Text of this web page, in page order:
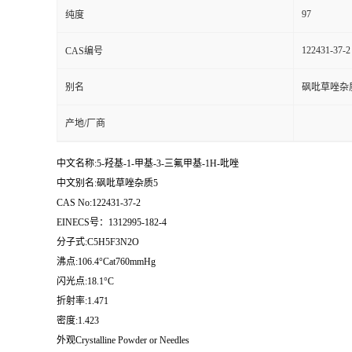
纯度 97
CAS编号 122431-37-2
别名 砜吡草唑杂
产地/厂商
中文名称:5-羟基-1-甲基-3-三氟甲基-1H-吡唑
中文别名:砜吡草唑杂质5
CAS No:122431-37-2
EINECS号：1312995-182-4
分子式:C5H5F3N2O
沸点:106.4°Cat760mmHg
闪光点:18.1°C
折射率:1.471
密度:1.423
外观Crystalline Powder or Needles